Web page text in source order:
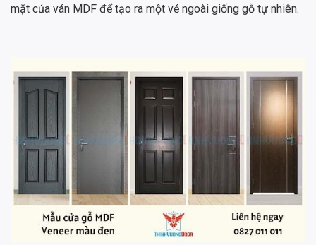
mặt của ván MDF để tạo ra một vẻ ngoài giống gỗ tự nhiên.